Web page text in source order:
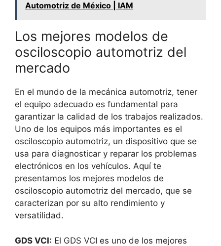
Automotriz de México | IAM
Los mejores modelos de
osciloscopio automotriz del
mercado
En el mundo de la mecánica automotriz, tener
el equipo adecuado es fundamental para
garantizar la calidad de los trabajos realizados.
Uno de los equipos más importantes es el
osciloscopio automotriz, un dispositivo que se
usa para diagnosticar y reparar los problemas
electrónicos en los vehículos. Aquí te
presentamos los mejores modelos de
osciloscopio automotriz del mercado, que se
caracterizan por su alto rendimiento y
versatilidad.
GDS VCI: El GDS VCI es uno de los mejores